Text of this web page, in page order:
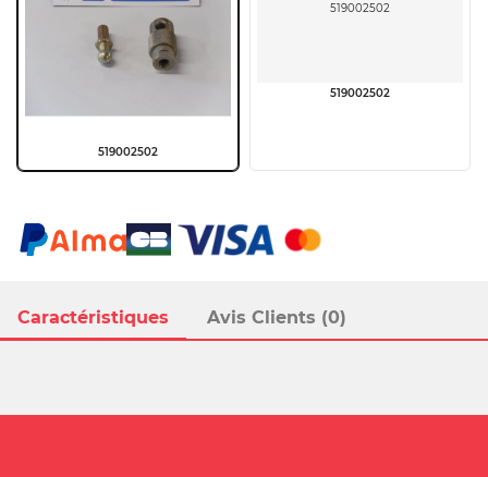
Caractéristiques Avis Clients (0)
519002502
519002502
519002502